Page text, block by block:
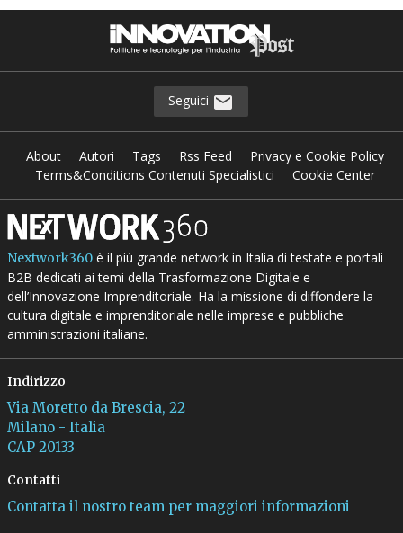
Seguici
About Autori Tags Rss Feed
Privacy e Cookie Policy
Terms&Conditions Contenuti Specialistici
Cookie Center
Nextwork360è il più grande network in Italia di testate e portali
B2B dedicati ai temi della Trasformazione Digitale e
dell’Innovazione Imprenditoriale. Ha la missione di diffondere la
cultura digitale e imprenditoriale nelle imprese e pubbliche
amministrazioni italiane.
Indirizzo
Via Moretto da Brescia, 22
Milano - Italia
CAP 20133
Contatti
Contatta il nostro team per maggiori informazioni